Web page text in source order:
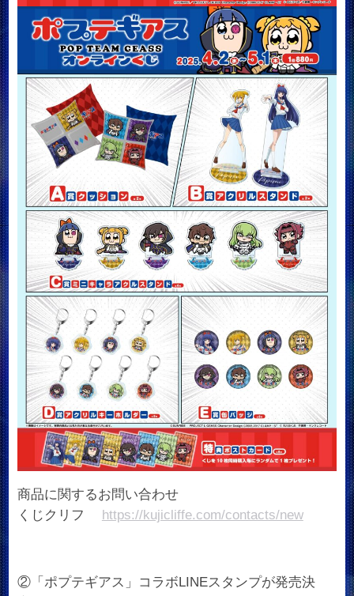
商品に関するお問い合わせ
くじクリフ https://kujicliffe.com/contacts/new
②「ポプテギアス」コラボLINEスタンプが発売決